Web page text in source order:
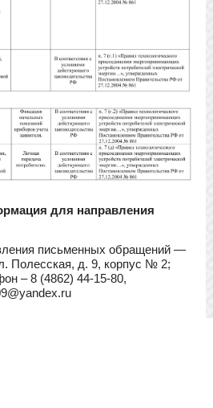
для направления
письменных обращений —
Полесская, д. 9, корпус № 2;
– 8 (4862) 44-15-80,